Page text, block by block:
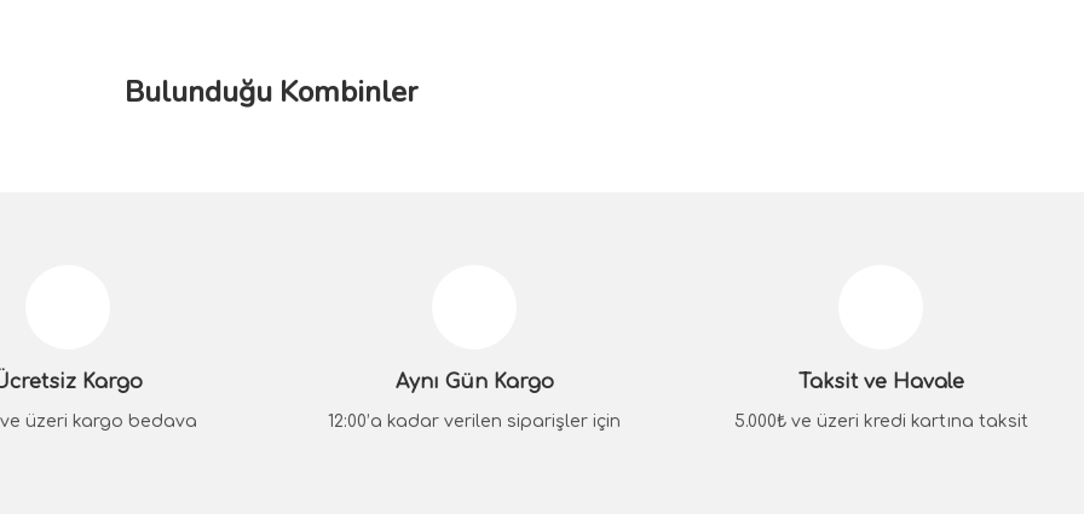
yetersiz gördüğünüz noktaları öneri formunu kullanarak tarafımıza iletebilirsiniz.
Bulunduğu Kombinler
Kargo
ve üzeri kargo bedava
Aynı Gün Kargo
12:00’a kadar verilen siparişler için
Taksit ve Havale
5.000₺ ve üzeri kredi kartına taksit